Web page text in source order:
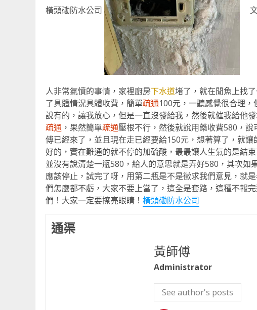
橫頭磡防水公司
人非常氣憤的事情，家裡廚房下水道堵了，就在閒魚上找
了具體情況具體收費，簡單疏通100元，一聽感覺很合理
說有的，讓我放心，但是一直沒發給我，然後就催我給他
疏通 ，果然簡單疏通壓根不行，然後就說用藥收費580，
傅已經來了，並且現在走已經要給150元，想著算了，就
好的，實在難通的就不停的加硫酸，最最讓人生氣的是結
並沒有說清楚一瓶580，給人的意思就是弄好580，其次
應該停止，試完了呀，用第二瓶是不是徵求我們意見，就
們怎麼都不虧，大家不要上當了，這全是套路，這種不報
們！大家一定要擦亮眼睛！ 橫頭磡防水公司
通渠
黃師傅
Administrator
See author's posts